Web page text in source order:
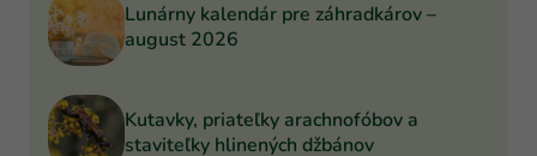
Lunárny kalendár pre záhradkárov –
august 2026
Kutavky, priateľky arachnofóbov a
staviteľky hlinených džbánov